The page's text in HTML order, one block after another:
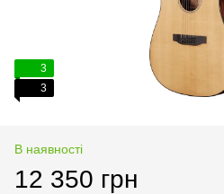
3
3
В наявності
12 350 грн